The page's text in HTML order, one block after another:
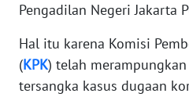
Pengadilan Negeri Jakarta
Hal itu karena Komisi
(KPK) telah
tersangka kasus dugaan
INDEKS